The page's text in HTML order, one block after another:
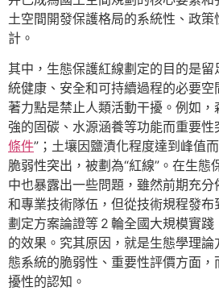
土空間開發保護格局的系統性、政
計。
其中，生態保護紅線劃定的目的是
統健康、安全和可持續過程的必要
著力點是禁止人類活動干擾。例如
強的固碳、水源涵養等功能而重要性
條件”；土壤因鹽漬化程度達到峰值
脆弱性突出，被劃為“紅線”。在生態
中也暴露出一些問題，雖然前期充
和專業技術隊伍，但從技術規程發
劃定方案論證等 2 輪全國大規模實
的效果。究其原因，就是生態學理
態系統的脆弱性、重要性評價方面
擾性的認知。